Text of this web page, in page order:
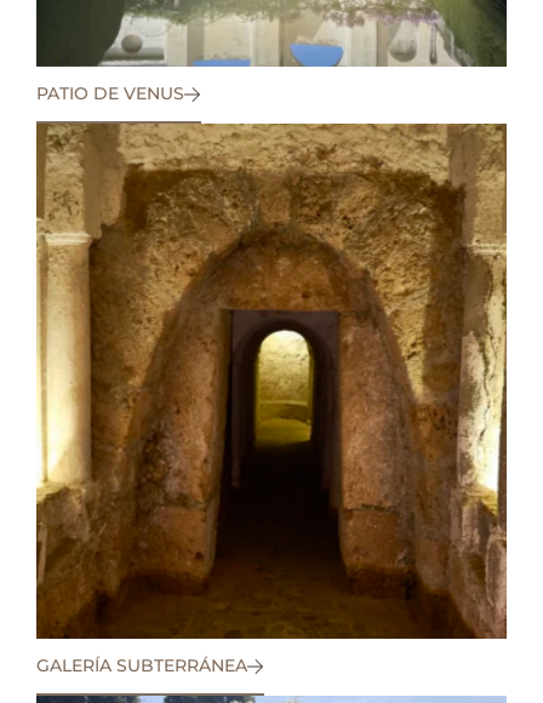
PATIO DE VENUS
GALERÍA SUBTERRÁNEA